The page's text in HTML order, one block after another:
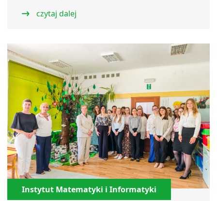
czytaj dalej
Instytut Matematyki i Informatyki